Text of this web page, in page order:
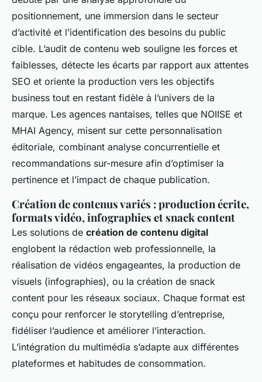
positionnement, une immersion dans le secteur
d’activité et l’identification des besoins du public
cible. L’audit de contenu web souligne les forces et
faiblesses, détecte les écarts par rapport aux attentes
SEO et oriente la production vers les objectifs
business tout en restant fidèle à l’univers de la
marque. Les agences nantaises, telles que NOIISE et
MHAI Agency, misent sur cette personnalisation
éditoriale, combinant analyse concurrentielle et
recommandations sur-mesure afin d’optimiser la
pertinence et l’impact de chaque publication.
Création de contenus variés : production écrite,
formats vidéo, infographies et snack content
Les solutions de création de contenu digital
englobent la rédaction web professionnelle, la
réalisation de vidéos engageantes, la production de
visuels (infographies), ou la création de snack
content pour les réseaux sociaux. Chaque format est
conçu pour renforcer le storytelling d’entreprise,
fidéliser l’audience et améliorer l’interaction.
L’intégration du multimédia s’adapte aux différentes
plateformes et habitudes de consommation.